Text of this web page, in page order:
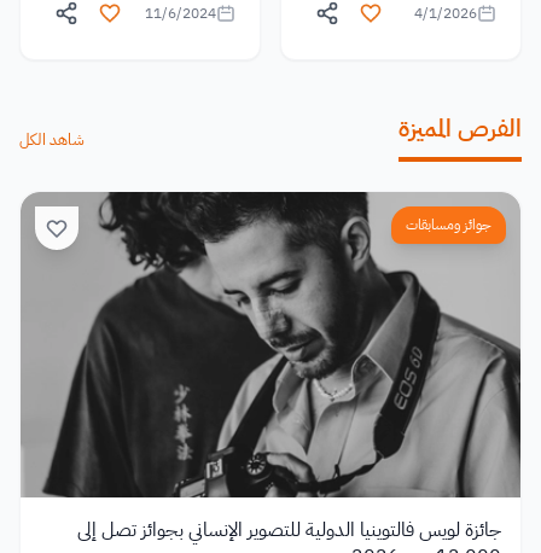
4/1/2026
11/6/2024
الفرص المميزة شاهد الكل
جوائز ومسابقات
جائزة لويس فالتوينيا الدولية للتصوير الإنساني بجوائز تصل إلى